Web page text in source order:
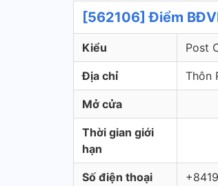
[562106] Điểm
Kiểu Post
Địa chỉ Thôn
Mở cửa
Thời gian giới
hạn
Số điện thoại